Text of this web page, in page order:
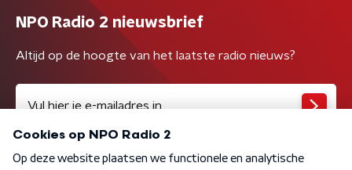
NPO Radio 2 nieuwsbrief
Altijd op de hoogte van het laatste radio nieuws?